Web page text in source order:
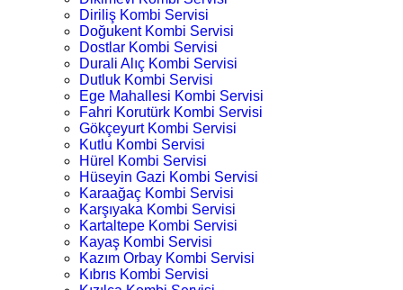
Diriliş Kombi Servisi
Doğukent Kombi Servisi
Dostlar Kombi Servisi
Durali Alıç Kombi Servisi
Dutluk Kombi Servisi
Ege Mahallesi Kombi Servisi
Fahri Korutürk Kombi Servisi
Gökçeyurt Kombi Servisi
Kutlu Kombi Servisi
Hürel Kombi Servisi
Hüseyin Gazi Kombi Servisi
Karaağaç Kombi Servisi
Karşıyaka Kombi Servisi
Kartaltepe Kombi Servisi
Kayaş Kombi Servisi
Kazım Orbay Kombi Servisi
Kıbrıs Kombi Servisi